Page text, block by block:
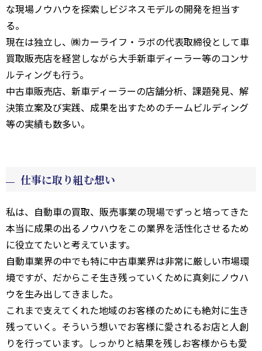
な現場ノウハウを探索しビジネスモデルの開発を担当す
る。
現在は独立し、㈱カーライフ・ラボの代表取締役として車
買取販売店を経営しながら大手新車ディーラー等のコンサ
ルティングも行う。
中古車販売店、新車ディーラーの店舗分析、課題発見、解
決策立案及び実践、成果を出すためのチームビルディング
等の実績も数多い。
仕事に取り組む想い
私は、自動車の買取、販売事業の現場でずっと培ってきた
本当に成果の出るノウハウをこの業界を活性化させるため
に役立てたいと考えています。
自動車業界の中でも特に中古車業界は非常に厳しい市場環
境ですが、だからこそ生き残っていくために真剣にノウハ
ウを生み出してきました。
これまで支えてくれた地域のお客様のためにも絶対に生き
残っていく。そういう想いでお客様に愛されるお店と人創
りを行っています。しっかりと結果を残しお客様からも愛